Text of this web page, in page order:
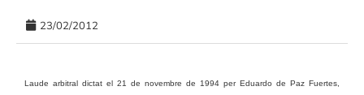
23/02/2012
Laude arbitral dictat el 21 de novembre de 1994 per Eduardo de Paz Fuertes,